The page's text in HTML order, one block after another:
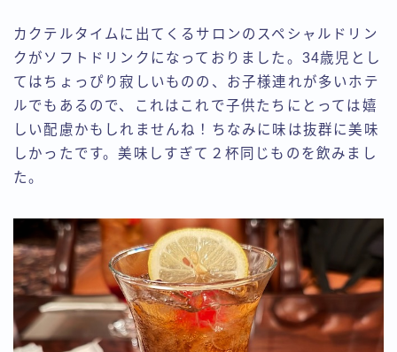
カクテルタイムに出てくるサロンのスペシャルドリン
クがソフトドリンクになっておりました。34歳児とし
てはちょっぴり寂しいものの、お子様連れが多いホテ
ルでもあるので、これはこれで子供たちにとっては嬉
しい配慮かもしれませんね！ちなみに味は抜群に美味
しかったです。美味しすぎて２杯同じものを飲みまし
た。